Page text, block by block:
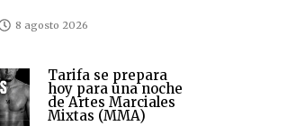
8 agosto 2026
Tarifa se prepara
hoy para una noche
de Artes Marciales
Mixtas (MMA)